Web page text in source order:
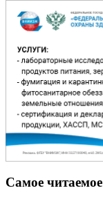
Самое читаемое